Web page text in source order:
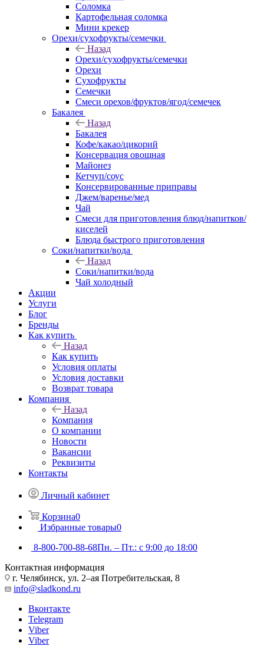
Соломка
Картофельная соломка
Мини крекер
Орехи/сухофрукты/семечки
Назад
Орехи/сухофрукты/семечки
Орехи
Сухофрукты
Семечки
Смеси орехов/фруктов/ягод/семечек
Бакалея
Назад
Бакалея
Кофе/какао/цикорий
Консервация овощная
Майонез
Кетчуп/соус
Консервированные приправы
Джем/варенье/мед
Чай
Смеси для приготовления блюд/напитков/
киселей
Блюда быстрого приготовления
Соки/напитки/вода
Назад
Соки/напитки/вода
Чай холодный
Акции
Услуги
Блог
Бренды
Как купить
Назад
Как купить
Условия оплаты
Условия доставки
Возврат товара
Компания
Назад
Компания
О компании
Новости
Вакансии
Реквизиты
Контакты
Личный кабинет
Корзина0
Избранные товары0
8-800-700-88-68Пн. – Пт.: с 9:00 до 18:00
Контактная информация
г. Челябинск, ул. 2–ая Потребительская, 8
info@sladkond.ru
Вконтакте
Telegram
Viber
Viber